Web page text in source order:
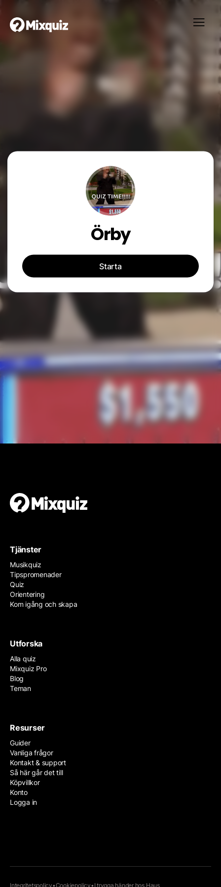
Örby
Starta
Tjänster
Musikquiz
Tipspromenader
Quiz
Orientering
Kom igång och skapa
Utforska
Alla quiz
Mixquiz Pro
Blog
Teman
Resurser
Guider
Vanliga frågor
Kontakt & support
Så här går det till
Köpvillkor
Konto
Logga in
Integritetspolicy•Cookiepolicy•I trygga händer hos Haus